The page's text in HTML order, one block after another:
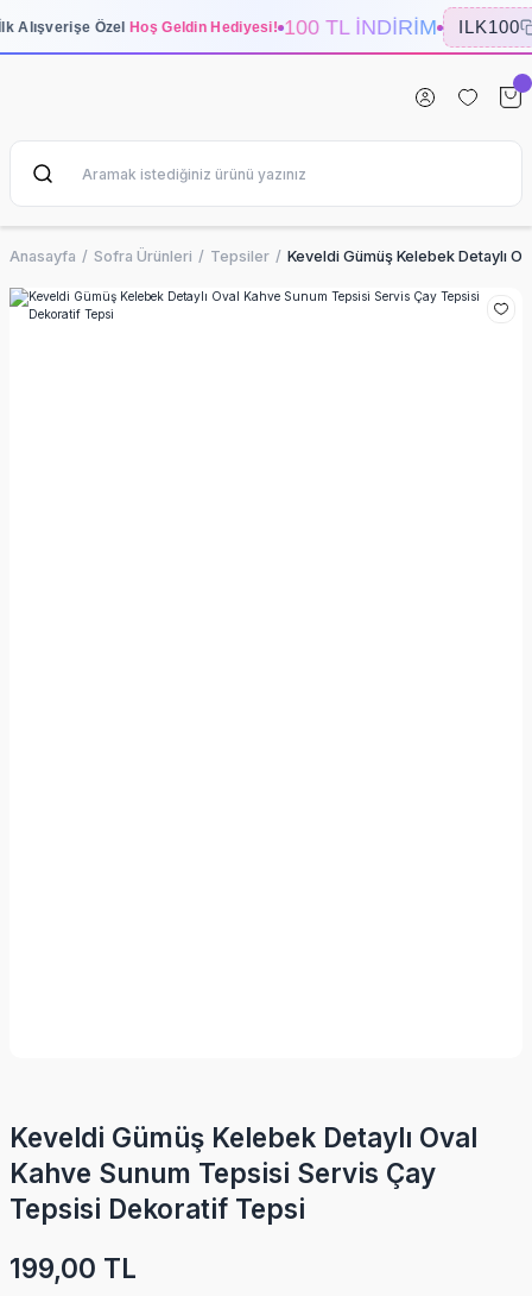
Alışverişe Özel Hoş Geldin Hediyesi! 100 TL İNDİRİM ILK100
Anasayfa Sofra Ürünleri Tepsiler Keveldi Gümüş Kelebek Detaylı
Keveldi Gümüş Kelebek Detaylı Oval
Kahve Sunum Tepsisi Servis Çay
Tepsisi Dekoratif Tepsi
199,00 TL